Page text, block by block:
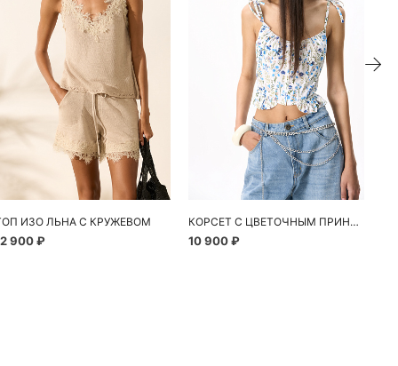
ИЗО ЛЬНА С КРУЖЕВОМ
900 ₽
КОРСЕТ С ЦВЕТОЧНЫМ ПРИНТОМ
10 900 ₽